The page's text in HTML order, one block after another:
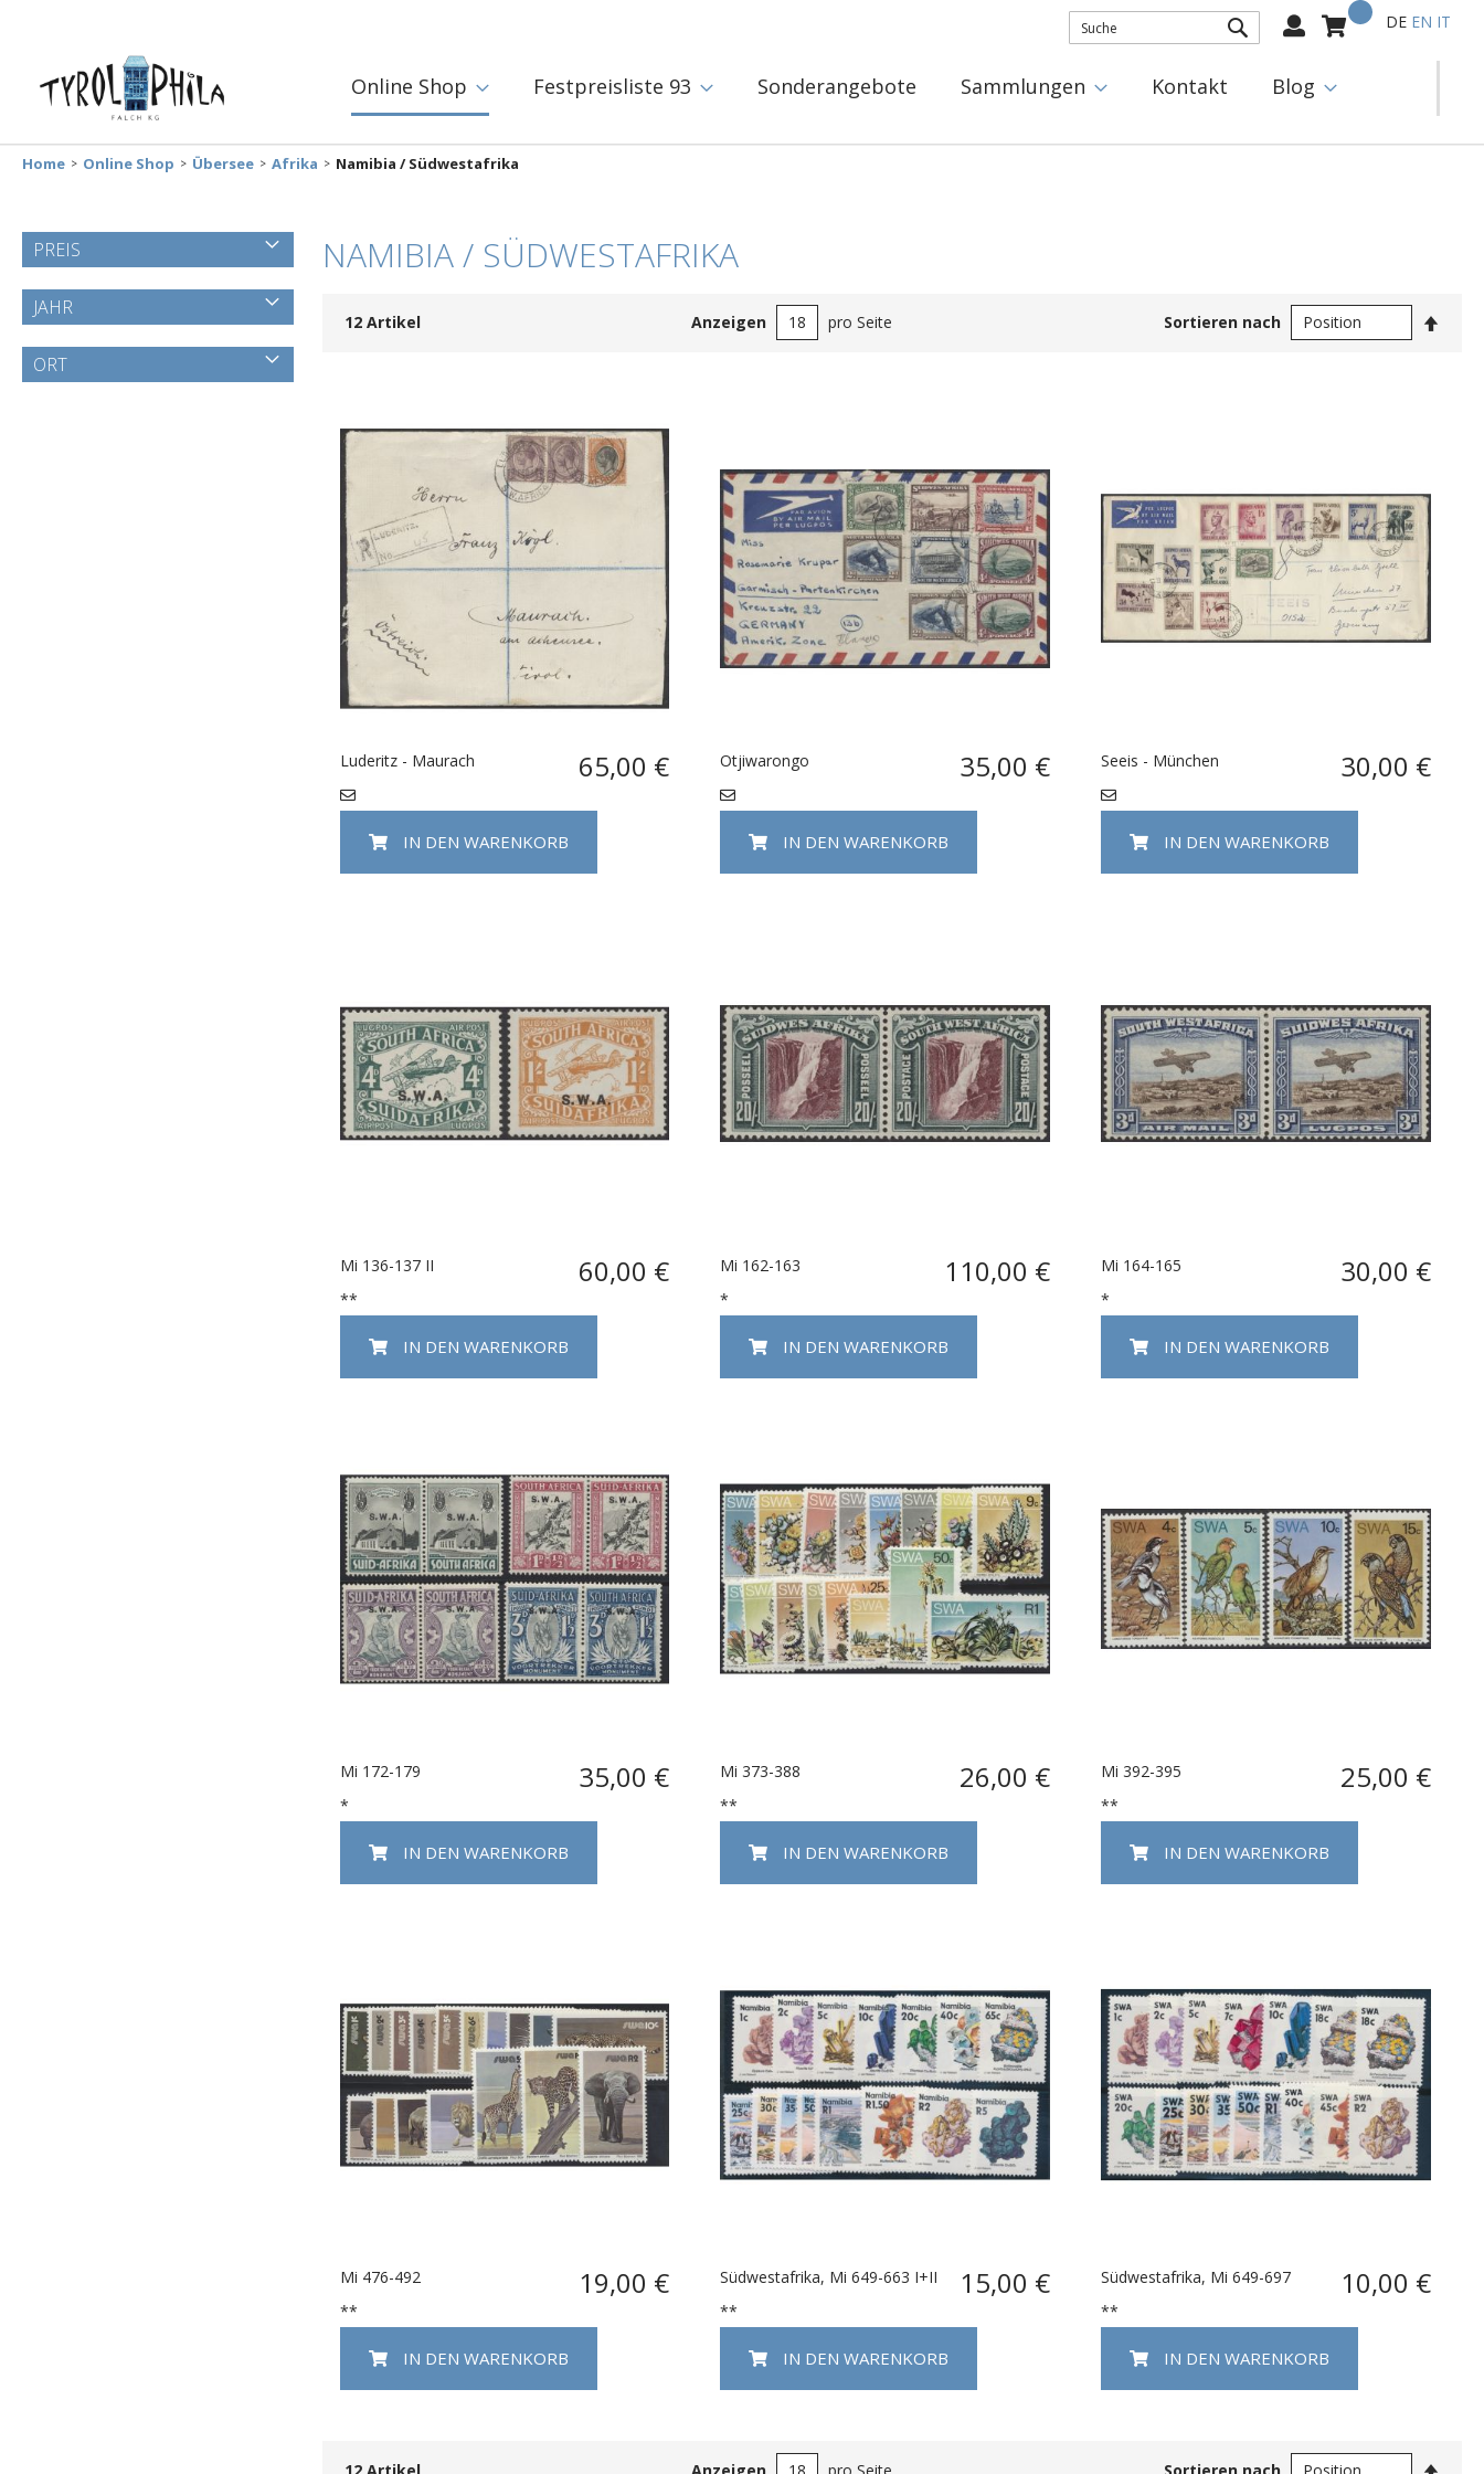
Mein Warenkorb
Select
DE EN IT
Online Shop Festpreisliste 93 Sonderangebote Sammlungen Kontakt Blog
Home Online Shop Übersee Afrika Namibia / Südwestafrika
NAMIBIA / SÜDWESTAFRIKA
12Artikel Anzeigen pro Seite Sortieren nach
Luderitz - Maurach 65,00 €
IN DEN WARENKORB
Otjiwarongo 35,00 €
IN DEN WARENKORB
Seeis - München 30,00 €
IN DEN WARENKORB
Mi 136-137 II 60,00 €
**
IN DEN WARENKORB
Mi 162-163 110,00 €
*
IN DEN WARENKORB
Mi 164-165 30,00 €
*
IN DEN WARENKORB
Mi 172-179 35,00 €
*
IN DEN WARENKORB
Mi 373-388 26,00 €
**
IN DEN WARENKORB
Mi 392-395 25,00 €
**
IN DEN WARENKORB
Mi 476-492 19,00 €
**
IN DEN WARENKORB
Südwestafrika, Mi 649-663 I+II 15,00 €
**
IN DEN WARENKORB
Südwestafrika, Mi 649-697 10,00 €
**
IN DEN WARENKORB
PREIS
JAHR
ORT